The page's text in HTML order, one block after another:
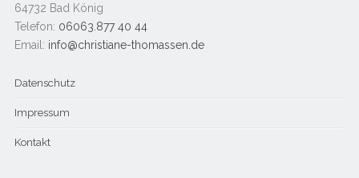
64732 Bad König
Telefon: 06063.877 40 44
Email: info@christiane-thomassen.de
Datenschutz
Impressum
Kontakt